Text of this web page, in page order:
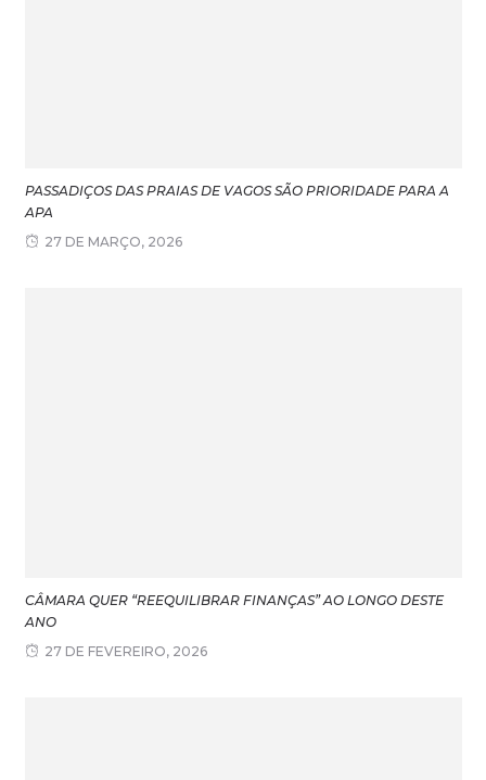
PASSADIÇOS DAS PRAIAS DE VAGOS SÃO PRIORIDADE PARA A
APA
27 DE MARÇO, 2026
CÂMARA QUER “REEQUILIBRAR FINANÇAS” AO LONGO DESTE
ANO
27 DE FEVEREIRO, 2026